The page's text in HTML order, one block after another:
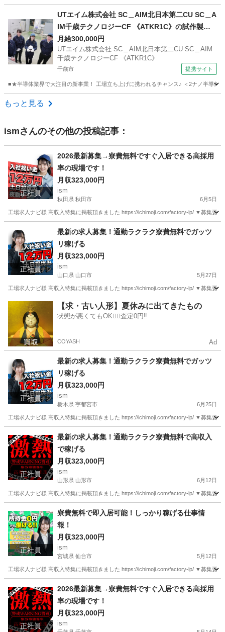
白石駅 配送
UTエイム株式会社 SC＿AIM北日本第二CU SC＿A
IM千歳テクノロジーCF 《ATKR1C》の試作製
造・生産進捗管理 【無期雇用派遣】
月給300,000円
UTエイム株式会社 SC＿AIM北日本第二CU SC＿AIM
千歳テクノロジーCF 《ATKR1C》
千歳市 提携サイト
■★半導体業界で大注目の新事業！ 工場立ち上げに携われるチャンス♪ ＜2ナノ半導体
北海道 千歳市
もっと見る
ismさんのその他の投稿記事：
正社員
2026最新募集→寮費無料ですぐ入居できる高採用
率の現場です！
月収323,000円
ism
秋田県 秋田市 6月5日
工場求人ナビ様 高収入特集に掲載頂きました https://ichimoji.com/factory-lp/ ▼募集要
工場 最新
正社員
最新の求人募集！通勤ラクラク寮費無料でガッツ
リ稼げる
月収323,000円
ism
山口県 山口市 5月27日
工場求人ナビ様 高収入特集に掲載頂きました https://ichimoji.com/factory-lp/ ▼募集要
工場 最新
【求・古い人形】夏休みに出てきたもの
状態が悪くてもOK🙆‍♀️査定0円‼️
COYASH Ad
正社員
最新の求人募集！通勤ラクラク寮費無料でガッツ
リ稼げる
月収323,000円
ism
栃木県 宇都宮市 6月25日
工場求人ナビ様 高収入特集に掲載頂きました https://ichimoji.com/factory-lp/ ▼募集要
工場 最新
正社員
最新の求人募集！通勤ラクラク寮費無料で高収入
で稼げる
月収323,000円
ism
山形県 山形市 6月12日
工場求人ナビ様 高収入特集に掲載頂きました https://ichimoji.com/factory-lp/ ▼募集要
工場 最新
正社員
寮費無料で即入居可能！しっかり稼げる仕事情
報！
月収323,000円
ism
宮城県 仙台市 5月12日
工場求人ナビ様 高収入特集に掲載頂きました https://ichimoji.com/factory-lp/ ▼募集要
工場 情報
正社員
2026最新募集→寮費無料ですぐ入居できる高採用
率の現場です！
月収323,000円
ism